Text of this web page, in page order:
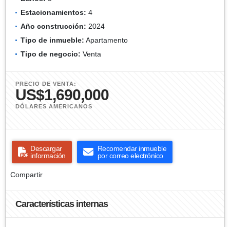
Estacionamientos: 4
Año construcción: 2024
Tipo de inmueble: Apartamento
Tipo de negocio: Venta
PRECIO DE VENTA:
US$1,690,000
DÓLARES AMERICANOS
Descargar
información
Recomendar inmueble
por correo electrónico
Compartir
Características internas